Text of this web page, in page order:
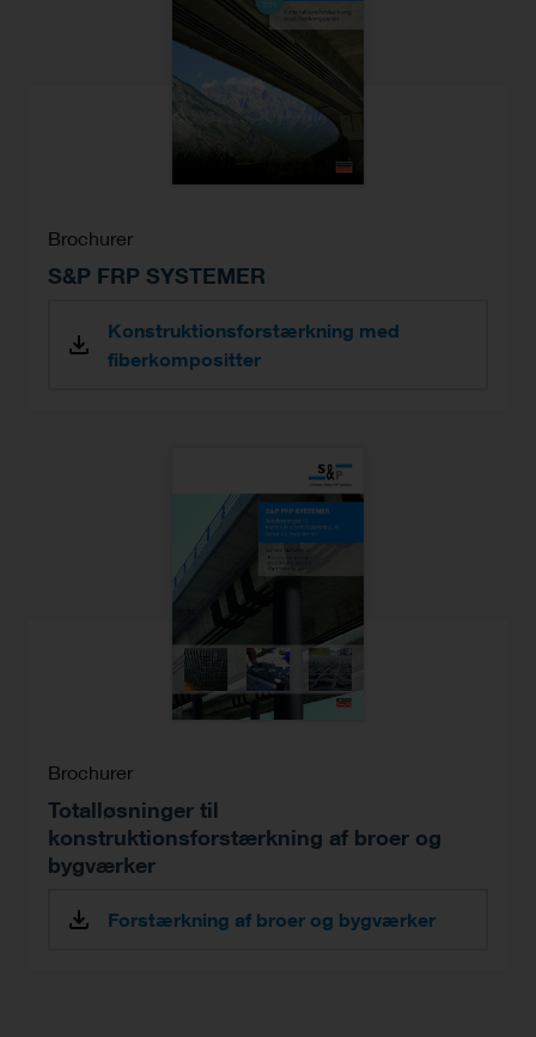
Brochurer
S&P FRP SYSTEMER
Konstruktionsforstærkning med
fiberkompositter
Brochurer
Totalløsninger til
konstruktionsforstærkning af broer og
bygværker
Forstærkning af broer og bygværker